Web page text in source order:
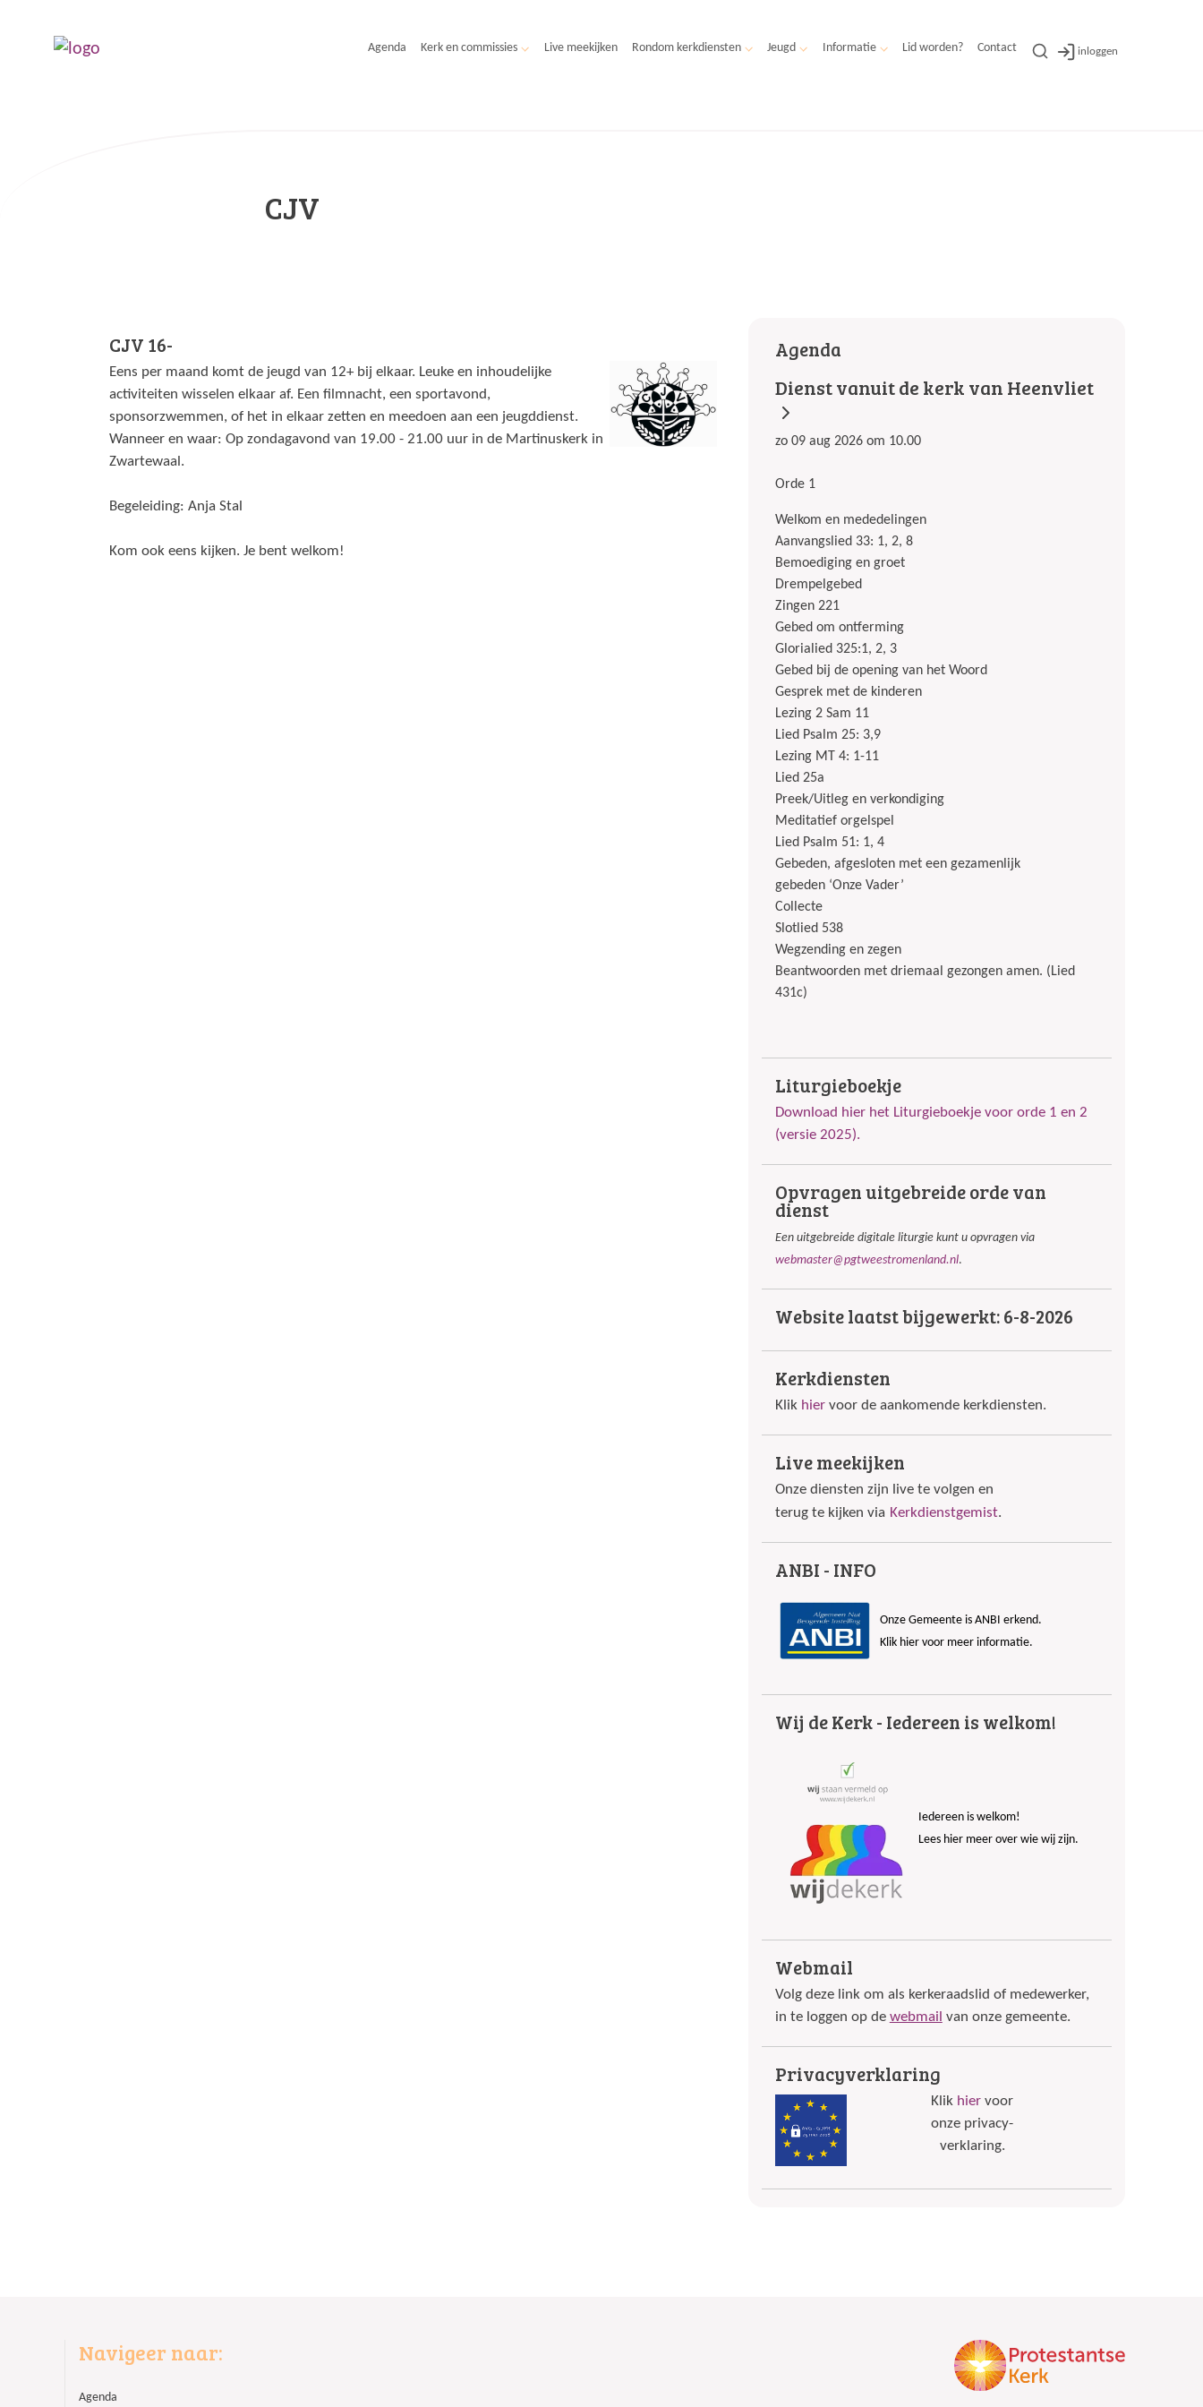
Agenda Kerk en commissies Live meekijken Rondom kerkdiensten Jeugd Informatie Lid worden? Contact inloggen
CJV
CJV 16-
Eens per maand komt de jeugd van 12+ bij elkaar. Leuke en inhoudelijke
activiteiten wisselen elkaar af. Een filmnacht, een sportavond,
sponsorzwemmen, of het in elkaar zetten en meedoen aan een jeugddienst.
Wanneer en waar: Op zondagavond van 19.00 - 21.00 uur in de Martinuskerk in
Zwartewaal.
Begeleiding: Anja Stal
Kom ook eens kijken. Je bent welkom!
Agenda
Dienst vanuit de kerk van Heenvliet
zo 09 aug 2026 om 10.00
Orde 1
Welkom en mededelingen
Aanvangslied 33: 1, 2, 8
Bemoediging en groet
Drempelgebed
Zingen 221
Gebed om ontferming
Glorialied 325:1, 2, 3
Gebed bij de opening van het Woord
Gesprek met de kinderen
Lezing 2 Sam 11
Lied Psalm 25: 3,9
Lezing MT 4: 1-11
Lied 25a
Preek/Uitleg en verkondiging
Meditatief orgelspel
Lied Psalm 51: 1, 4
Gebeden, afgesloten met een gezamenlijk
gebeden ‘Onze Vader’
Collecte
Slotlied 538
Wegzending en zegen
Beantwoorden met driemaal gezongen amen. (Lied
431c)
Liturgieboekje
Download hier het Liturgieboekje voor orde 1 en 2
(versie 2025).
Opvragen uitgebreide orde van
dienst
Een uitgebreide digitale liturgie kunt u opvragen via
webmaster@pgtweestromenland.nl.
Website laatst bijgewerkt: 6-8-2026
Kerkdiensten
Klik hiervoor de aankomende kerkdiensten.
Live meekijken
Onze diensten zijn live te volgen en
terug te kijken via Kerkdienstgemist.
ANBI - INFO
Onze Gemeente is ANBI erkend.
Klik hier voor meer informatie.
Wij de Kerk - Iedereen is welkom!
Iedereen is welkom!
Lees hier meer over wie wij zijn.
Webmail
Volg deze link om als kerkeraadslid of medewerker,
in te loggen op de webmail van onze gemeente.
Privacyverklaring
Klik hier voor
onze privacy-
verklaring.
Navigeer naar:
Agenda